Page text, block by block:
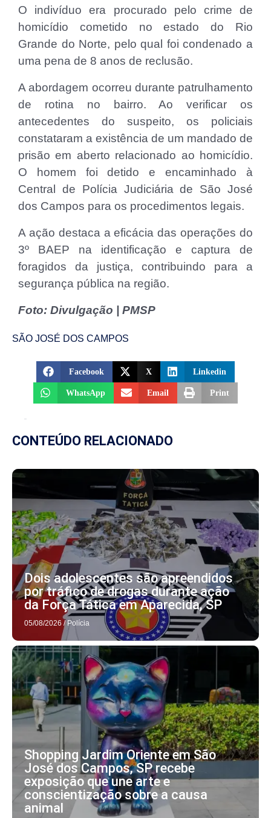
O indivíduo era procurado pelo crime de
homicídio cometido no estado do Rio
Grande do Norte, pelo qual foi condenado a
uma pena de 8 anos de reclusão.
A abordagem ocorreu durante patrulhamento
de rotina no bairro. Ao verificar os
antecedentes do suspeito, os policiais
constataram a existência de um mandado de
prisão em aberto relacionado ao homicídio.
O homem foi detido e encaminhado à
Central de Polícia Judiciária de São José
dos Campos para os procedimentos legais.
A ação destaca a eficácia das operações do
3º BAEP na identificação e captura de
foragidos da justiça, contribuindo para a
segurança pública na região.
Foto: Divulgação | PMSP
SÃO JOSÉ DOS CAMPOS
Facebook X Linkedin
WhatsApp Email Print
CONTEÚDO RELACIONADO
Dois adolescentes são apreendidos
por tráfico de drogas durante ação
da Força Tática em Aparecida, SP
05/08/2026 / Polícia
Shopping Jardim Oriente em São
José dos Campos, SP recebe
exposição que une arte e
conscientização sobre a causa
animal